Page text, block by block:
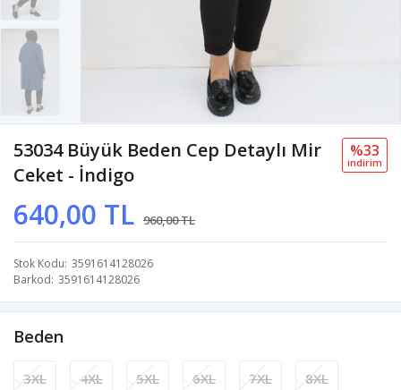
53034 Büyük Beden Cep Detaylı Mir
Ceket - İndigo
640,00 TL 960,00 TL
%33
i̇ndi̇ri̇m
Stok Kodu 3591614128026
Barkod 3591614128026
Beden
3XL 4XL 5XL 6XL 7XL 8XL